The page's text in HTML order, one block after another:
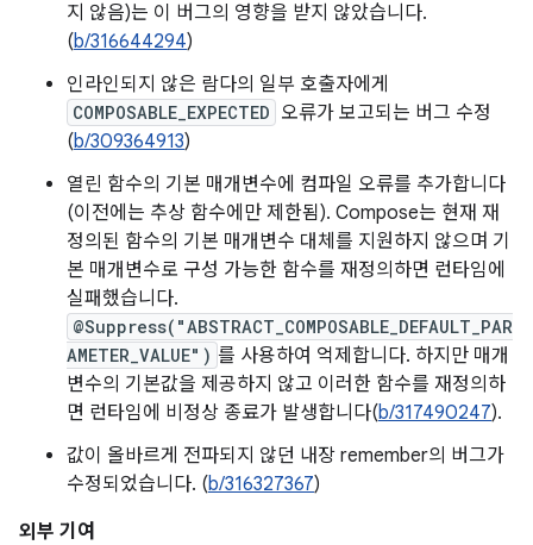
지 않음)는 이 버그의 영향을 받지 않았습니다.
(b/316644294)
인라인되지 않은 람다의 일부 호출자에게
COMPOSABLE_EXPECTED 오류가 보고되는 버그 수정
(b/309364913)
열린 함수의 기본 매개변수에 컴파일 오류를 추가합니다
(이전에는 추상 함수에만 제한됨). Compose는 현재 재
정의된 함수의 기본 매개변수 대체를 지원하지 않으며 기
본 매개변수로 구성 가능한 함수를 재정의하면 런타임에
실패했습니다.
@Suppress("ABSTRACT_COMPOSABLE_DEFAULT_PAR
AMETER_VALUE") 를 사용하여 억제합니다. 하지만 매개
변수의 기본값을 제공하지 않고 이러한 함수를 재정의하
면 런타임에 비정상 종료가 발생합니다(b/317490247).
값이 올바르게 전파되지 않던 내장 remember의 버그가
수정되었습니다. (b/316327367)
외부 기여